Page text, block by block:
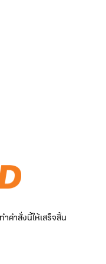
คำสั่งนี้ให้เสร็จสิ้น